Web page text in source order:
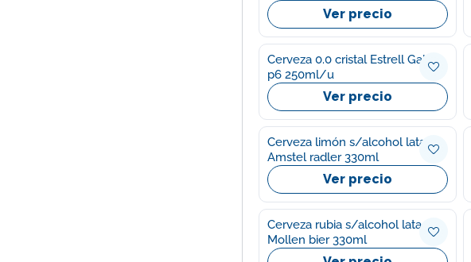
Ver precio
Cerveza 0.0 cristal Estrell Galic
p6 250ml/u
Ver precio
Cerveza limón s/alcohol lata
Amstel radler 330ml
Ver precio
Cerveza rubia s/alcohol lata
Mollen bier 330ml